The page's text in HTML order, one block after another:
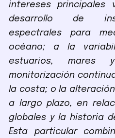
intereses
desarrollo de
espectrales para
océano; a la
estuarios,
monitorización
la costa; o la
a largo plazo, en
globales y la historia
Esta particular